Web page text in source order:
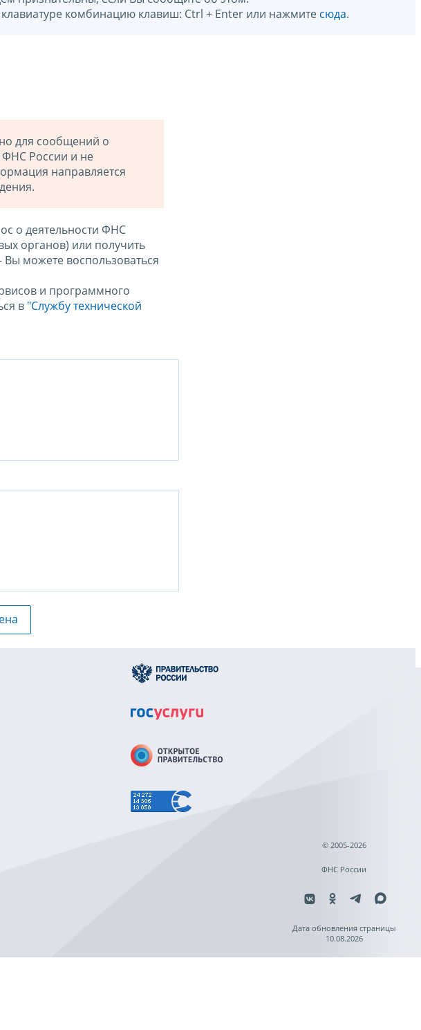
комбинацию клавиш: Ctrl + Enter или нажмите сюда.
для сообщений о
ФНС России и не
направляется
о деятельности ФНС
органов) или получить
можете воспользоваться
и программного
в "Службу технической
© 2005-2026
ФНС России
Дата обновления страницы
10.08.2026